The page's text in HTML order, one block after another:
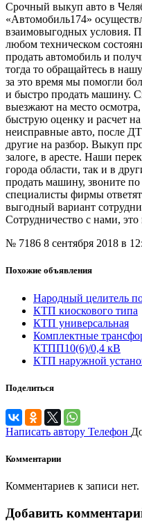
Срочный выкуп авто в
«Автомобиль174»
взаимовыгодных условия.
любом техническом
продать автомобиль и
тогда то обращайтесь в
за это время мы помогли
и быстро продать машину.
выезжают на место
быструю оценку и расчет
неисправные авто, после
другие на разбор. Выкуп
залоге, в аресте. Наши
города области, так и в
продать машину, звоните
специалисты фирмы
выгодный вариант
Сотрудничество с нами,
№ 7186 8 сентября 2018 в
Похожие объявления
Народный целитель
КТП киоскового типа
КТП универсальная
Комплектные
КТПП10(6)/0,4 кВ
КТП наружной
Поделиться
Написать автору Телефон
Комментарии
Комментариев к записи
Добавить